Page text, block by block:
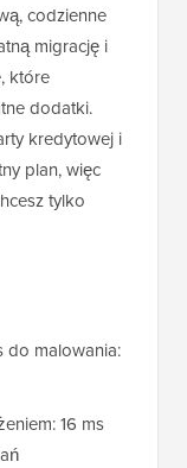
codzienne
migrację i
które
dodatki.
kredytowej i
plan, więc
tylko
do malowania:
16 ms